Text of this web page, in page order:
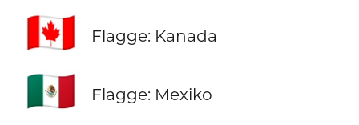
🇨🇦 Flagge: Kanada
🇲🇽 Flagge: Mexiko